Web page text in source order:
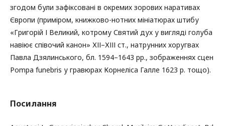
згодом були зафіксовані в окремих зорових наративах
Європи (приміром, книжково-нотних мініатюрах штибу
«Григорій І Великий, котрому Святий дух у вигляді голуба
навіює співочий канон» ХІІ–ХІІІ ст., натрунних хоругвах
Павла Дзялинського, бл. 1594–1643 рр., зображеннях сцен
Pompa funebris у гравюрах Корнеліса Галле 1623 р. тощо).
Посилання